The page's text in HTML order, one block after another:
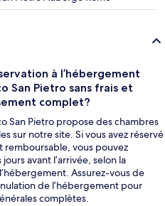
à l’hébergement
San Pietro sans frais et
complet?
San Pietro propose des chambres
sur notre site. Si vous avez réservé
vous pouvez
avant l’arrivée, selon la
Assurez-vous de
de l’hébergement pour
complètes.